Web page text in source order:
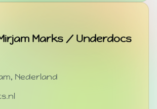
Marks / Underdocs
Nederland